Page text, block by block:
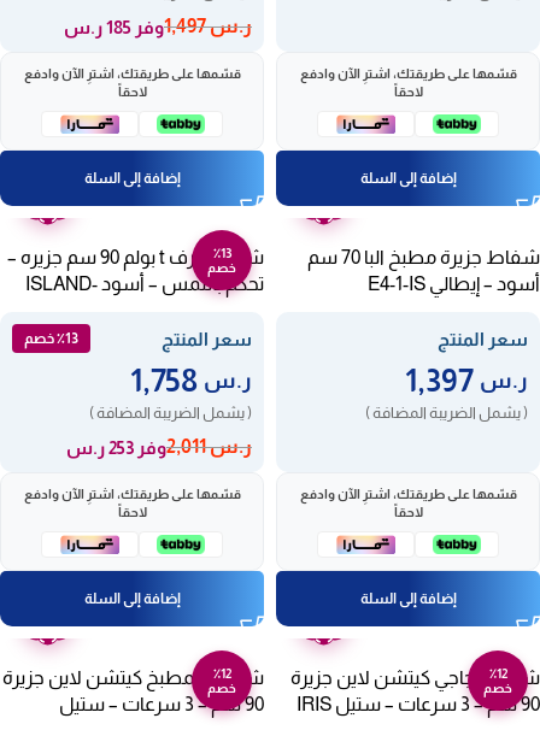
قسّمها على طريقتك، اشترِ الآن وادفع
لاحقاً
إضافة إلى السلة
ر.س1,497 وفر 185 ر.س
قسّمها على طريقتك، اشترِ الآن وادفع
لاحقاً
إضافة إلى السلة
عامين
شفاط جزيرة مطبخ البا 70 سم
أسود – إيطالي E4-1-IS
سعر المنتج
ر.س
( يشمل الضريبة المضافة )
قسّمها على طريقتك، اشترِ الآن وادفع
لاحقاً
إضافة إلى السلة
٪13
خصم
عامين
شفاط حرف t بولم 90 سم جزيره –
تحكم باللمس – أسود ISLAND-
سعر المنتج
٪13 خصم
ر.س
( يشمل الضريبة المضافة )
ر.س2,011 وفر 253 ر.س
قسّمها على طريقتك، اشترِ الآن وادفع
لاحقاً
إضافة إلى السلة
٪12
خصم
عامين
شفاط زجاجي كيتشن لاين جزيرة
90 سم – 3 سرعات – ستيل IRIS
٪12
خصم
عامين
شفاط للمطبخ كيتشن لاين جزيرة
90 سم – 3 سرعات – ستيل